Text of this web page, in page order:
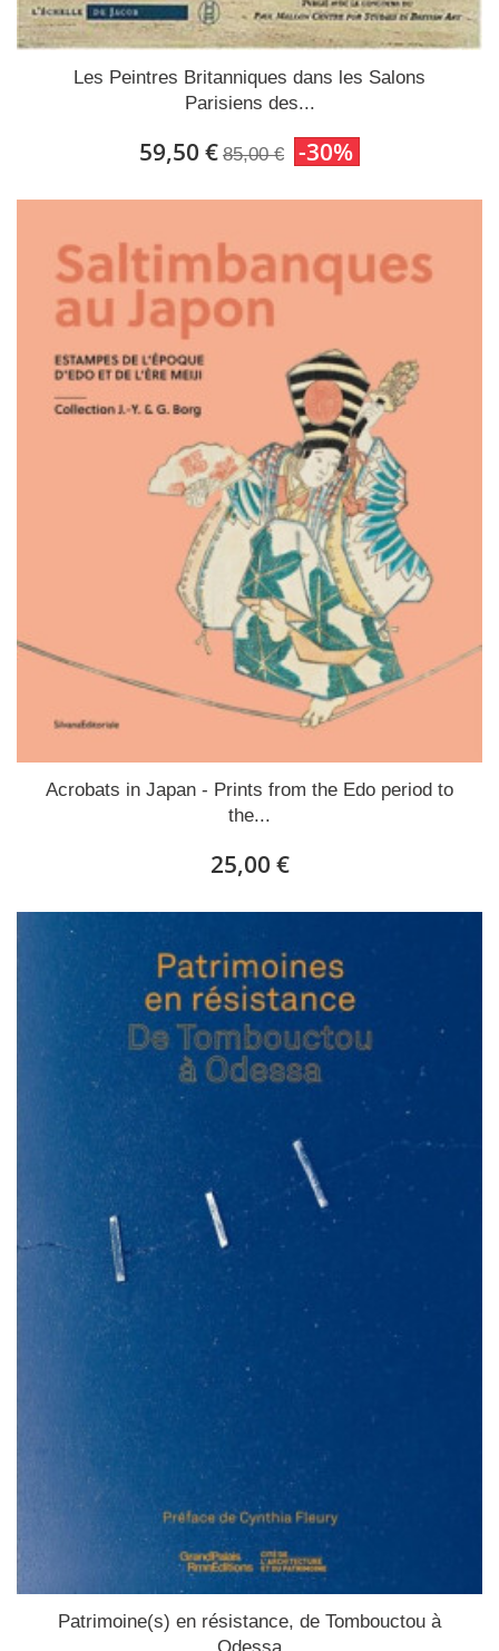
Les Peintres Britanniques dans les Salons
Parisiens des...
59,50 € 85,00 € -30%
Acrobats in Japan - Prints from the Edo period to
the...
25,00 €
Patrimoine(s) en résistance, de Tombouctou à